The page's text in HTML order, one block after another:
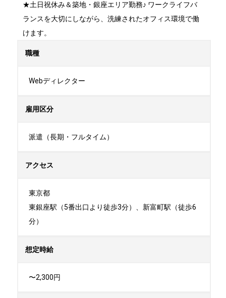
★土日祝休み＆築地・銀座エリア勤務♪ ワークライフバ
ランスを大切にしながら、洗練されたオフィス環境で働
けます。
職種
Webディレクター
雇用区分
派遣（長期・フルタイム）
アクセス
東京都
東銀座駅（5番出口より徒歩3分）、新富町駅（徒歩6
分）
想定時給
〜2,300円